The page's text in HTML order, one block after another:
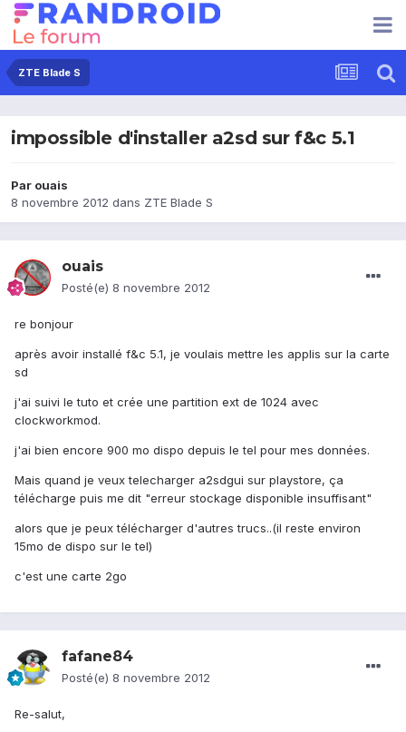
ZTE Blade S
impossible d'installer a2sd sur f&c 5.1
Par ouais
8 novembre 2012 dans ZTE Blade S
ouais
Posté(e) 8 novembre 2012
re bonjour
après avoir installé f&c 5.1, je voulais mettre les applis sur la carte
sd
j'ai suivi le tuto et crée une partition ext de 1024 avec
clockworkmod.
j'ai bien encore 900 mo dispo depuis le tel pour mes données.
Mais quand je veux telecharger a2sdgui sur playstore, ça
télécharge puis me dit "erreur stockage disponible insuffisant"
alors que je peux télécharger d'autres trucs..(il reste environ
15mo de dispo sur le tel)
c'est une carte 2go
fafane84
Posté(e) 8 novembre 2012
Re-salut,